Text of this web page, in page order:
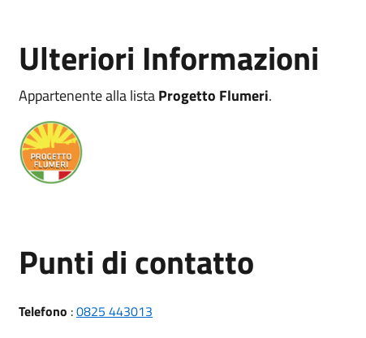
Ulteriori Informazioni
Appartenente alla listaProgetto Flumeri.
Punti di contatto
Telefono :0825 443013